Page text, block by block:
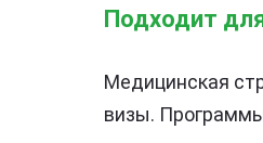
Подходит
Медицинская
визы.